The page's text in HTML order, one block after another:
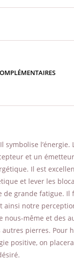
symbolise
et un
Il est
et lever les
de grande fatigue. Il
ainsi notre
nous-même et des
autres pierres. Pour
positive, on